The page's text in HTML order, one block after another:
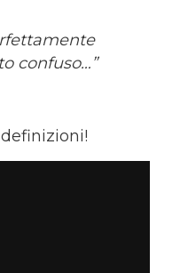
confuso…”